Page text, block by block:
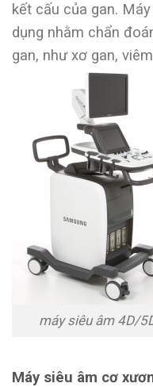
kết cấu của gan.
dụng nhằm chẩn
gan, như xơ gan,
máy siêu âm 4D/
Máy siêu âm cơ